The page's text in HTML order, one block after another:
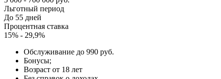
Льготный период
До 55 дней
Процентная ставка
15% - 29,9%
Обслуживание до 990 руб.
Бонусы;
Возраст от 18 лет